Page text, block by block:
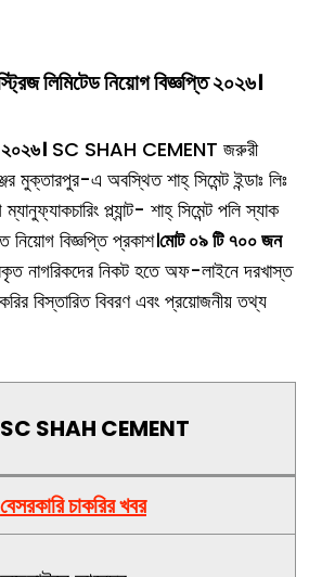
লিমিটেড নিয়োগ বিজ্ঞপ্তি ২০২৬।
২০২৬। SC SHAH CEMENT জরুরী
মুক্তারপুর-এ অবস্থিত শাহ্ সিমেন্ট ইন্ডাঃ লিঃ
প্ল্যান্ট- শাহ্ সিমেন্ট পলি স্যাক
বিজ্ঞপ্তি প্রকাশ।মোট ০৯ টি ৭০০ জন
নাগরিকদের নিকট হতে অফ-লাইনে দরখাস্ত
বিস্তারিত বিবরণ এবং প্রয়োজনীয় তথ্য
SC SHAH CEMENT
বেসরকারি চাকরির খবর